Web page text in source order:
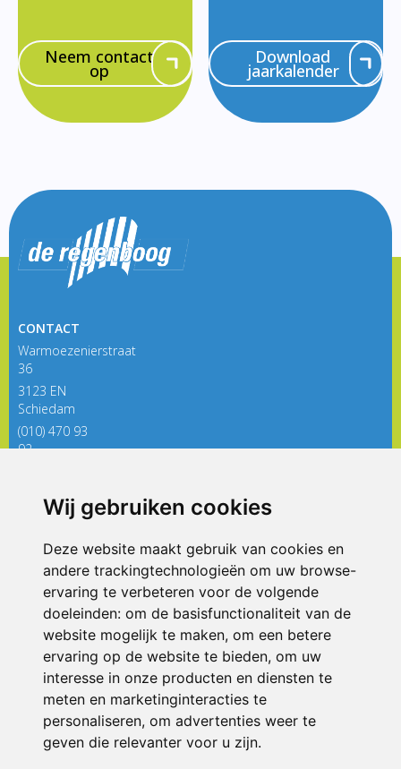
Wij gebruiken cookies
Deze website maakt gebruik van cookies en
andere trackingtechnologieën om uw browse-
ervaring te verbeteren voor de volgende
doeleinden: om de basisfunctionaliteit van de
website mogelijk te maken, om een betere
ervaring op de website te bieden, om uw
interesse in onze producten en diensten te
meten en marketinginteracties te
personaliseren, om advertenties weer te
geven die relevanter voor u zijn.
Neem contact
op
Download
jaarkalender
CONTACT
Warmoezenierstraat
36
3123 EN
Schiedam
(010) 470 93
92
ONDERDEEL VAN
© 2026 De Regenboog | Alle rechten voorbehouden
Privacy policy|Disclaimer| Klachtenregeling|RSIN en Anbi
voorkeuren